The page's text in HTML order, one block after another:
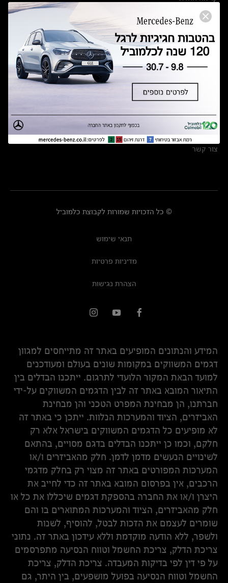
הודעה על הטבות לרכבי מרצדס בהסדר פשרה בתצ 56447-02-19
תקנון ימי מכירות 120 לכלמוביל
מצאו אותנו
אולמות תצוגה
מרכזי שירות
צור קשר
© כל הזכויות שמורות לקבוצת כלמוביל
תנאי שימוש
מדיניות פרטיות
הצהרת נגישות
המידע והנתונים המופיעים באתר זה מתייחסים למגוון
דגמים המשווקים במקומות שונים בעולם ומעודכנים
למועד הבאת המקור הלועדי לתרגום. ייתכנו הבדלים בין
התיאור המובא באתר זה לבין הדגמים המשווקים על-ידי
חברתנו, הן מבחינת המפרט הטכני והן מבחינת
האביזרים, הציוד והמערכות הנלוות. ייתכן כי באתר זה
לא מופיעים כל הדגמים המשווקים בישראל אלא רק
חלקם, וכמו כן ייתכנו הבדלים בדגם מסויים, בהתאם
לשינויים הנעשים מדמן לדמן. חלק מהאביזרים ו/או
המערכות המפורטים באתר זה מצוי רק בחלק מדגמי
הרכבים, אין בפרסום המובא באתר זה כדי לחייב את
היצרן ו/או את החברה בהספקת דגמים שיכללו את כל או
חלק מהאביזרים, הציוד והמערכות המתוארים בו והם
שומרים לעצמם את הזכות לבטל, להוסיף, לשנות
ולשפר, ללא הודעה מוקדמת וללא עידכון באתר זה. נתוני
צריכת הדלק, צריכת החשמל וטווח הנסיעה מתפרסמים
על פי דין לפי בדיקות המעבדה. צריכת הדלק, צריכת
החשמל וטווח הנסיעה בפועל מושפעים, בין היתר, גם